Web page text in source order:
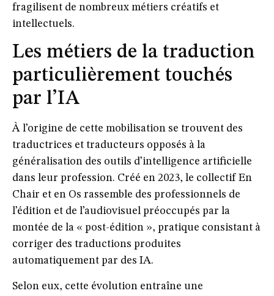
fragilisent de nombreux métiers créatifs et
intellectuels.
Les métiers de la traduction
particulièrement touchés
par l’IA
À l’origine de cette mobilisation se trouvent des
traductrices et traducteurs opposés à la
généralisation des outils d’intelligence artificielle
dans leur profession. Créé en 2023, le collectif En
Chair et en Os rassemble des professionnels de
l’édition et de l’audiovisuel préoccupés par la
montée de la « post-édition », pratique consistant à
corriger des traductions produites
automatiquement par des IA.
Selon eux, cette évolution entraîne une